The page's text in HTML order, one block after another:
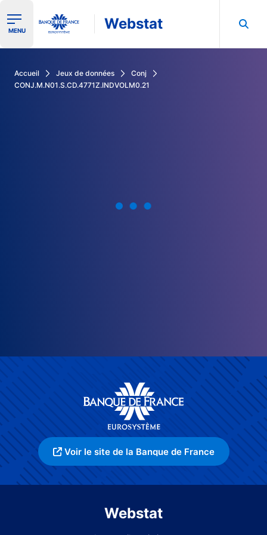
Ouvrir le menu de navigation
MENU Webstat
Accueil Jeux de données
Conj
CONJ.M.N01.S.CD.4771Z.INDVOLM0.21
Voir le site de la Banque de France
Webstat